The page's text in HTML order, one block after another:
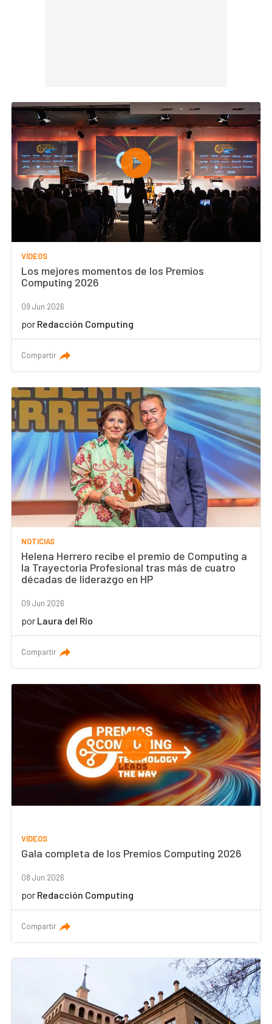
VÍDEOS
Los mejores momentos de los Premios
Computing 2026
09 Jun 2026
por Redacción Computing
Compartir
NOTICIAS
Helena Herrero recibe el premio de Computing a
la Trayectoria Profesional tras más de cuatro
décadas de liderazgo en HP
09 Jun 2026
por Laura del Río
Compartir
VÍDEOS
Gala completa de los Premios Computing 2026
08 Jun 2026
por Redacción Computing
Compartir